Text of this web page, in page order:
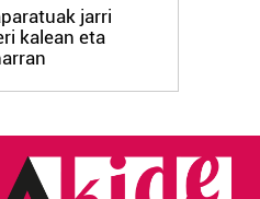
esperientzia eta
cookie teknologiaz
jarri
kalean eta